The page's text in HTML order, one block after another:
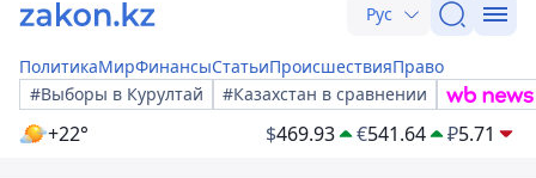
Рус
ПолитикаМирФинансыСтатьиПроисшествияПраво
#Выборы в Курултай
#Казахстан в сравнении
+22° $469.93 €541.64 ₽5.71